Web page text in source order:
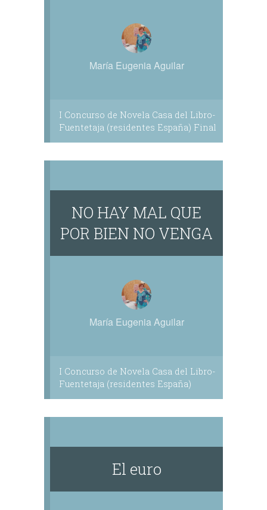
María Eugenia Aguilar
I Concurso de Novela Casa del Libro-
Fuentetaja (residentes España) Final
NO HAY MAL QUE
POR BIEN NO VENGA
María Eugenia Aguilar
I Concurso de Novela Casa del Libro-
Fuentetaja (residentes España)
El euro